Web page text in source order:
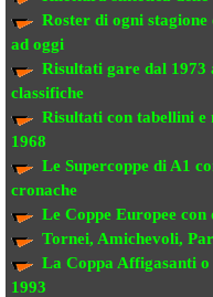
Roster di ogni
ad oggi
Risultati gare dal 1973
classifiche
Risultati con tabellini e
1968
Le Supercoppe di A1
cronache
Le Coppe Europee con
Tornei, Amichevoli,
La Coppa Affigasanti
1993